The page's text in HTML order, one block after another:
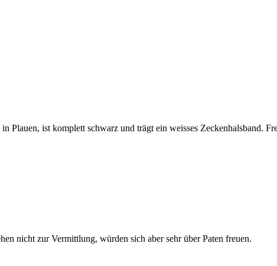
ist komplett schwarz und trägt ein weisses Zeckenhalsband.
nicht zur Vermittlung, würden sich aber sehr über Paten freuen.